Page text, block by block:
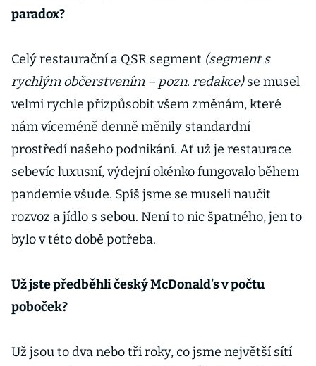
paradox?
Celý restaurační a QSR segment (segment s
rychlým občerstvením – pozn. redakce)se musel
velmi rychle přizpůsobit všem změnám, které
nám víceméně denně měnily standardní
prostředí našeho podnikání. Ať už je restaurace
sebevíc luxusní, výdejní okénko fungovalo během
pandemie všude. Spíš jsme se museli naučit
rozvoz a jídlo s sebou. Není to nic špatného, jen to
bylo v této době potřeba.
Už jste předběhli český McDonald’s v počtu
poboček?
Už jsou to dva nebo tři roky, co jsme největší sítí